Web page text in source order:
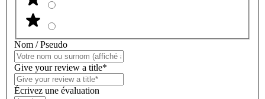
Nom / Pseudo
Give your review a title*
Écrivez une évaluation